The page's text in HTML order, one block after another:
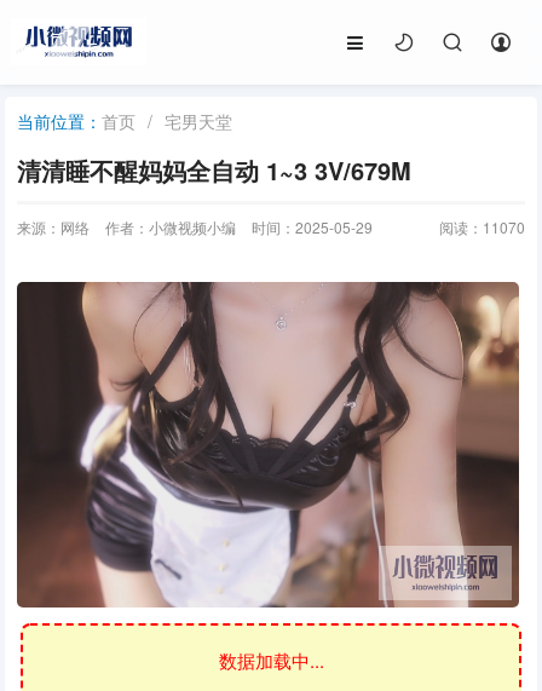
当前位置：首页 / 宅男天堂
清清睡不醒妈妈全自动 1~3 3V/679M
来源：网络 作者：小微视频小编 时间：2025-05-29 阅读： 11070
数据加载中...